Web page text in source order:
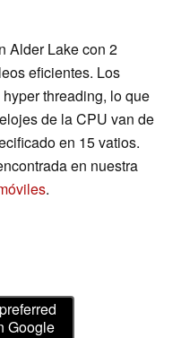
Alder Lake con 2
eficientes. Los
threading, lo que
de la CPU van de
en 15 vatios.
en nuestra
.
Google